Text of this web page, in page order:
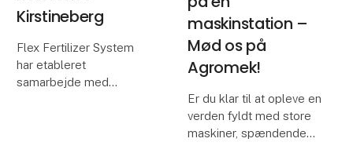
Kirstineberg
Flex Fertilizer System
har etableret
samarbejde med
maskinstation –
Mød os på
Agromek!
Er du klar til at opleve en
verden fyldt med store
maskiner, spændende